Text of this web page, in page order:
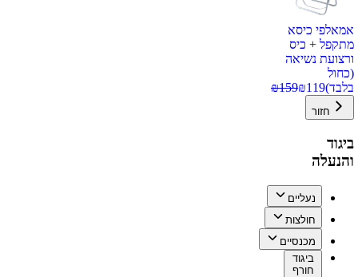
אמאלפי כיסא
מתקפל + כיס
ורצועת נשיאה
(כחול
בלבד)
₪119
₪159
חזור
ביגוד
והנעלה
נעליים
חולצות
מכנסיים
ביגוד
חורף